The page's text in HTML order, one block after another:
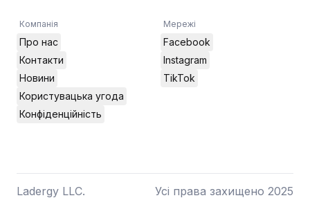
Компанія
Про нас
Контакти
Новини
Користувацька угода
Конфіденційність
Мережі
Facebook
Instagram
TikTok
Ladergy LLC. Усі права захищено 2025